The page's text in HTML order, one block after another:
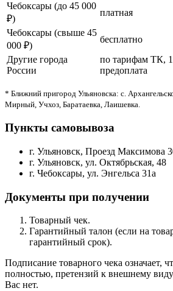
Чебоксары (до 45 000
₽)
платная
Чебоксары (свыше 45
000 ₽)
бесплатно
Другие города
России
по тарифам ТК,
предоплата
* Ближний пригород Ульяновска: с.
Мирный, Учхоз, Баратаевка, Лаишевка.
Пункты самовывоза
г. Ульяновск, Проезд Максимова
г. Ульяновск, ул. Октябрьская, 48
г. Чебоксары, ул. Энгельса 31а
Документы при получении
Товарный чек.
Гарантийный талон (если на
гарантийный срок).
Подписание товарного чека означает,
полностью, претензий к внешнему
Вас нет.